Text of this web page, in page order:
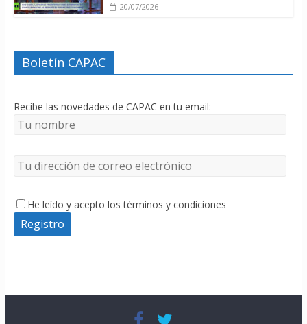
20/07/2026
Boletín CAPAC
Recibe las novedades de CAPAC en tu email:
He leído y acepto los términos y condiciones